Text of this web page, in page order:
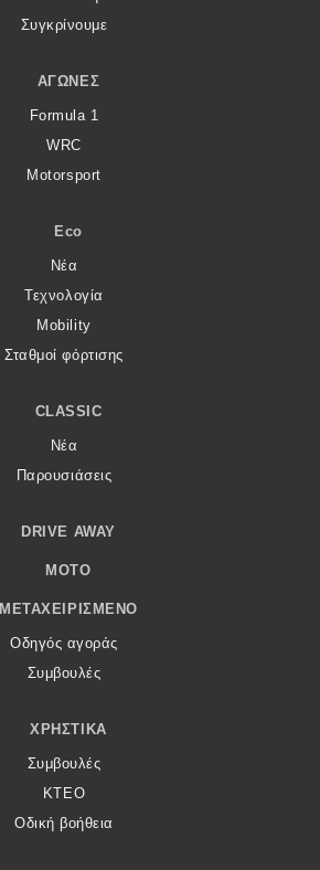
Συγκρίνουμε
ΑΓΏΝΕΣ
Formula 1
WRC
Motorsport
Eco
Νέα
Τεχνολογία
Mobility
Σταθμοί φόρτισης
CLASSIC
Νέα
Παρουσιάσεις
DRIVE AWAY
MOTO
ΜΕΤΑΧΕΙΡΙΣΜΈΝΟ
Οδηγός αγοράς
Συμβουλές
ΧΡΗΣΤΙΚΆ
Συμβουλές
ΚΤΕΟ
Οδική βοήθεια